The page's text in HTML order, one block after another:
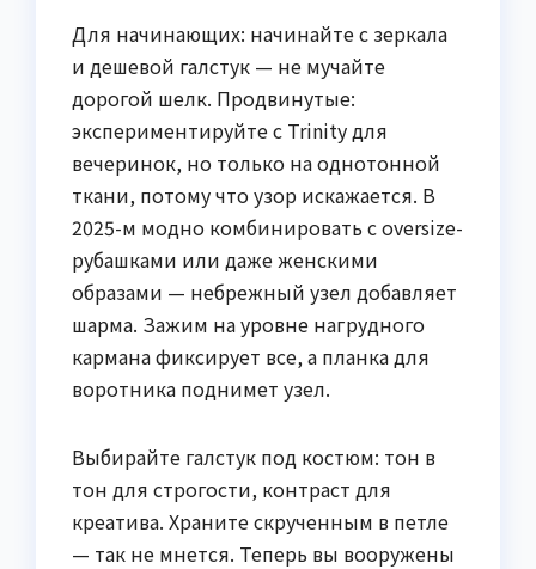
Для начинающих: начинайте с зеркала
и дешевой галстук — не мучайте
дорогой шелк. Продвинутые:
экспериментируйте с Trinity для
вечеринок, но только на однотонной
ткани, потому что узор искажается. В
2025-м модно комбинировать с oversize-
рубашками или даже женскими
образами — небрежный узел добавляет
шарма. Зажим на уровне нагрудного
кармана фиксирует все, а планка для
воротника поднимет узел.
Выбирайте галстук под костюм: тон в
тон для строгости, контраст для
креатива. Храните скрученным в петле
— так не мнется. Теперь вы вооружены